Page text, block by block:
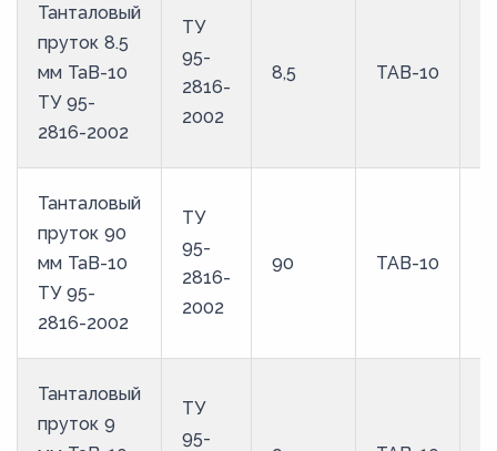
Танталовый
пруток 8.5
мм ТаВ-10
ТУ 95-
2816-2002
ТУ
95-
2816-
2002
8,5 ТАВ-10
Танталовый
пруток 90
мм ТаВ-10
ТУ 95-
2816-2002
ТУ
95-
2816-
2002
90 ТАВ-10
Танталовый
пруток 9
ТУ
95-